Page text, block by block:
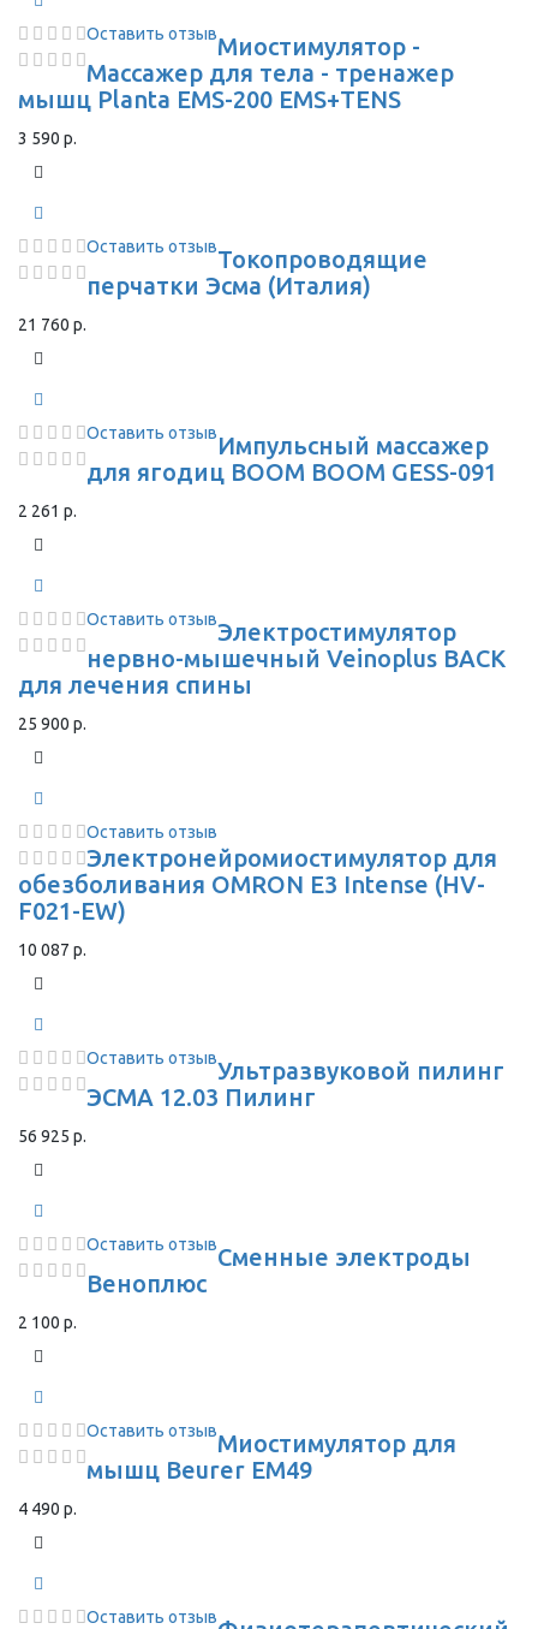
Оставить отзывМиостимулятор -
Массажер для тела - тренажер
мышц Planta EMS-200 EMS+TENS
3 590 р.
Оставить отзывТокопроводящие
перчатки Эсма (Италия)
21 760 р.
Оставить отзывИмпульсный массажер
для ягодиц BOOM BOOM GESS-091
2 261 р.
Оставить отзывЭлектростимулятор
нервно-мышечный Veinoplus BACK
для лечения спины
25 900 р.
Оставить отзыв
Электронейромиостимулятор для
обезболивания OMRON Е3 Intense (HV-
F021-EW)
10 087 р.
Оставить отзывУльтразвуковой пилинг
ЭСМА 12.03 Пилинг
56 925 р.
Оставить отзывСменные электроды
Веноплюс
2 100 р.
Оставить отзывМиостимулятор для
мышц Beurer EM49
4 490 р.
Оставить отзыв